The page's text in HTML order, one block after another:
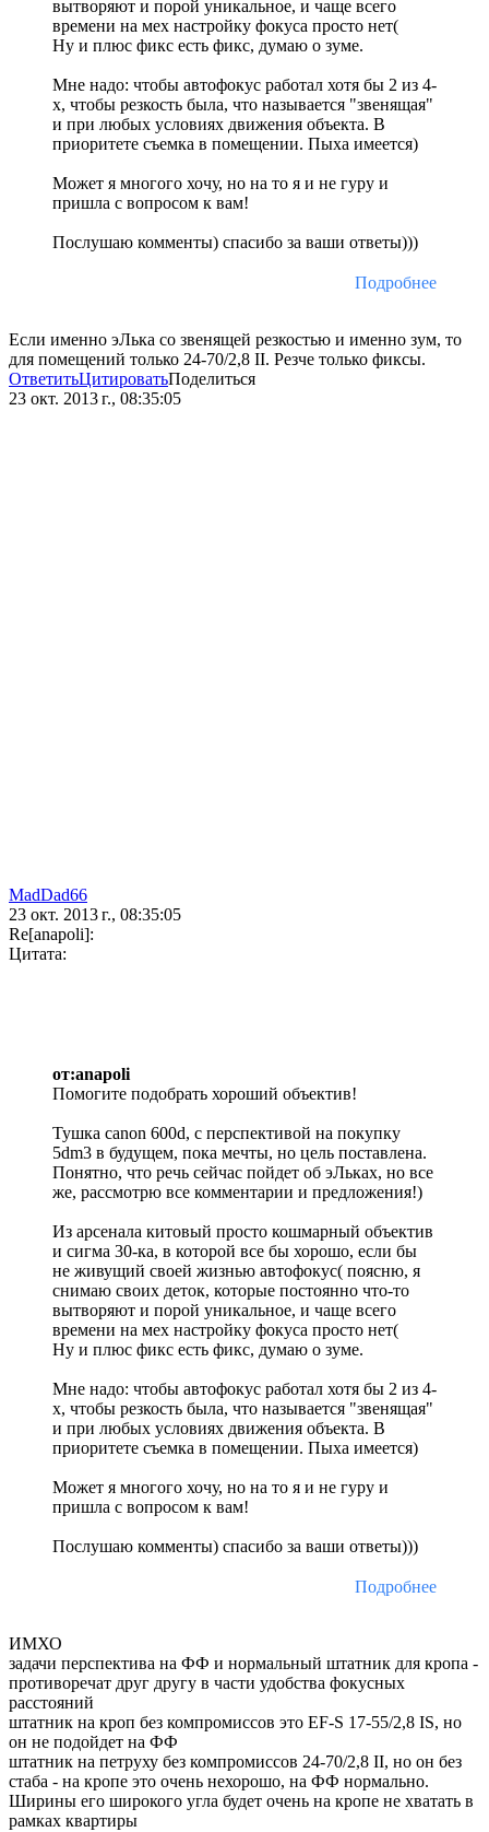
вытворяют и порой уникальное, и чаще всего
времени на мех настройку фокуса просто нет(
Ну и плюс фикс есть фикс, думаю о зуме.
Мне надо: чтобы автофокус работал хотя бы 2 из 4-
х, чтобы резкость была, что называется "звенящая"
и при любых условиях движения объекта. В
приоритете съемка в помещении. Пыха имеется)
Может я многого хочу, но на то я и не гуру и
пришла с вопросом к вам!
Послушаю комменты) спасибо за ваши ответы)))
Подробнее
Если именно эЛька со звенящей резкостью и именно зум, то
для помещений только 24-70/2,8 II. Резче только фиксы.
ОтветитьЦитироватьПоделиться
23 окт. 2013 г., 08:35:05
MadDad66
23 окт. 2013 г., 08:35:05
Re[anapoli]:
Цитата:
от:anapoli
Помогите подобрать хороший объектив!
Тушка саnon 600d, с перспективой на покупку
5dm3 в будущем, пока мечты, но цель поставлена.
Понятно, что речь сейчас пойдет об эЛьках, но все
же, рассмотрю все комментарии и предложения!)
Из арсенала китовый просто кошмарный объектив
и сигма 30-ка, в которой все бы хорошо, если бы
не живущий своей жизнью автофокус( поясню, я
снимаю своих деток, которые постоянно что-то
вытворяют и порой уникальное, и чаще всего
времени на мех настройку фокуса просто нет(
Ну и плюс фикс есть фикс, думаю о зуме.
Мне надо: чтобы автофокус работал хотя бы 2 из 4-
х, чтобы резкость была, что называется "звенящая"
и при любых условиях движения объекта. В
приоритете съемка в помещении. Пыха имеется)
Может я многого хочу, но на то я и не гуру и
пришла с вопросом к вам!
Послушаю комменты) спасибо за ваши ответы)))
Подробнее
ИМХО
задачи перспектива на ФФ и нормальный штатник для кропа -
противоречат друг другу в части удобства фокусных
расстояний
штатник на кроп без компромиссов это EF-S 17-55/2,8 IS, но
он не подойдет на ФФ
штатник на петруху без компромиссов 24-70/2,8 II, но он без
стаба - на кропе это очень нехорошо, на ФФ нормально.
Ширины его широкого угла будет очень на кропе не хватать в
рамках квартиры